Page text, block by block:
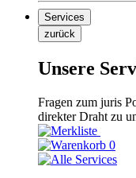
Services
zurück
Unsere
Fragen zum juris
direkter Draht zu
0